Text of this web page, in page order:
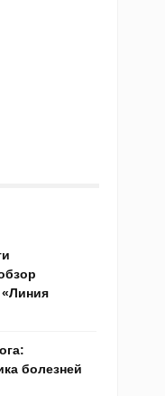
«Линия
болезней